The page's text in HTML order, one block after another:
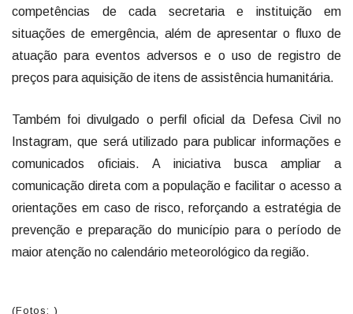
competências de cada secretaria e instituição em
situações de emergência, além de apresentar o fluxo de
atuação para eventos adversos e o uso de registro de
preços para aquisição de itens de assistência humanitária.
Também foi divulgado o perfil oficial da Defesa Civil no
Instagram, que será utilizado para publicar informações e
comunicados oficiais. A iniciativa busca ampliar a
comunicação direta com a população e facilitar o acesso a
orientações em caso de risco, reforçando a estratégia de
prevenção e preparação do município para o período de
maior atenção no calendário meteorológico da região.
(Fotos: )